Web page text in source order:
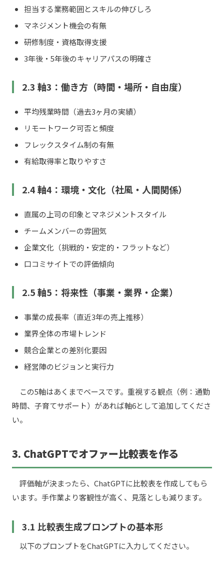
担当する業務範囲とスキルの伸びしろ
マネジメント機会の有無
研修制度・資格取得支援
3年後・5年後のキャリアパスの明確さ
2.3 軸3：働き方（時間・場所・自由度）
平均残業時間（過去3ヶ月の実績）
リモートワーク可否と頻度
フレックスタイム制の有無
有給取得率と取りやすさ
2.4 軸4：環境・文化（社風・人間関係）
直属の上司の印象とマネジメントスタイル
チームメンバーの雰囲気
企業文化（挑戦的・安定的・フラットなど）
口コミサイトでの評価傾向
2.5 軸5：将来性（事業・業界・企業）
事業の成長率（直近3年の売上推移）
業界全体の市場トレンド
競合企業との差別化要因
経営陣のビジョンと実行力
この5軸はあくまでベースです。重視する観点（例：通勤
時間、子育てサポート）があれば軸6として追加してくださ
い。
3. ChatGPTでオファー比較表を作る
評価軸が決まったら、ChatGPTに比較表を作成してもら
います。手作業より客観性が高く、見落としも減ります。
3.1 比較表生成プロンプトの基本形
以下のプロンプトをChatGPTに入力してください。